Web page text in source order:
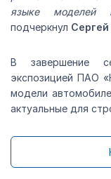
языке моделей и
подчеркнул Сергей
В завершение
экспозицией ПАО
модели
актуальные для